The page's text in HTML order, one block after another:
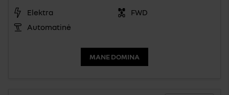
Elektra
FWD
Automatinė
MANE DOMINA